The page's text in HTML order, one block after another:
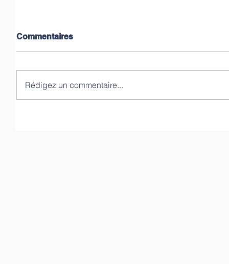
Commentaires
Rédigez un commentaire...